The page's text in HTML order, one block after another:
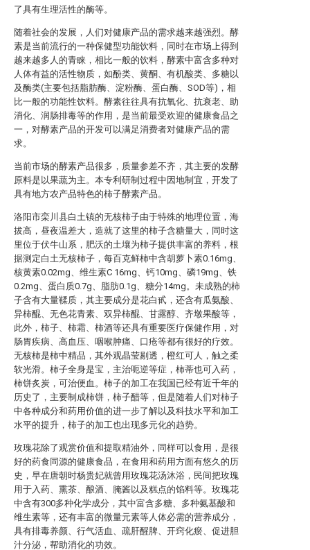
了具有生理活性的酶等。
随着社会的发展，人们对健康产品的需求越来越强烈。酵
素是当前流行的一种保健型功能饮料，同时在市场上得到
越来越多人的青睐，相比一般的饮料，酵素中富含多种对
人体有益的活性物质，如酚类、黄酮、有机酸类、多糖以
及酶类(主要包括脂肪酶、淀粉酶、蛋白酶、SOD等)，相
比一般的功能性饮料。酵素往往具有抗氧化、抗衰老、助
消化、润肠排毒等的作用，是当前最受欢迎的健康食品之
一，对酵素产品的开发可以满足消费者对健康产品的需
求。
当前市场的酵素产品很多，质量参差不齐，其主要的发酵
原料是以果蔬为主。本专利研制过程中因地制宜，开发了
具有地方农产品特色的柿子酵素产品。
洛阳市栾川县白土镇的无核柿子由于特殊的地理位置，海
拔高，昼夜温差大，造就了这里的柿子含糖量大，同时这
里位于伏牛山系，肥沃的土壤为柿子提供丰富的养料，根
据测定白土无核柿子，每百克鲜柿中含胡萝卜素0.16mg、
核黄素0.02mg、维生素C 16mg、钙10mg、磷19mg、铁
0.2mg、蛋白质0.7g、脂肪0.1g、糖分14mg。未成熟的柿
子含有大量鞣质，其主要成分是花白甙，还含有瓜氨酸、
异柿醌、无色花青素、双异柿醌、甘露醇、齐墩果酸等，
此外，柿子、柿霜、柿酒等还具有重要医疗保健作用，对
肠胃疾病、高血压、咽喉肿痛、口疮等都有很好的疗效。
无核柿是柿中精品，其外观晶莹剔透，橙红可人，触之柔
软光滑。柿子全身是宝，主治呃逆等症，柿蒂也可入药，
柿饼炙炭，可治便血。柿子的加工在我国已经有近千年的
历史了，主要制成柿饼，柿子醋等，但是随着人们对柿子
中各种成分和药用价值的进一步了解以及科技水平和加工
水平的提升，柿子的加工也出现多元化的趋势。
玫瑰花除了观赏价值和提取精油外，同样可以食用，是很
好的药食同源的健康食品，在食用和药用方面有悠久的历
史，早在唐朝时杨贵妃就曾用玫瑰花汤沐浴，民间把玫瑰
用于入药、熏茶、酿酒、腌酱以及糕点的馅料等。玫瑰花
中含有300多种化学成分，其中富含多糖、多种氨基酸和
维生素等，还有丰富的微量元素等人体必需的营养成分，
具有排毒养颜、行气活血、疏肝醒脾、开窍化瘀、促进胆
汁分泌，帮助消化的功效。